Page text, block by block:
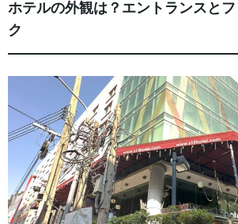
ホテルの外観は？エントランスと
ク